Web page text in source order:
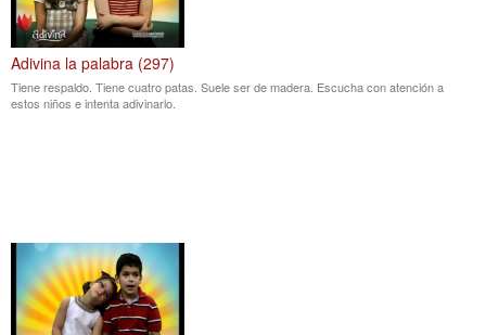
Adivina la palabra (297)
Tiene respaldo. Tiene cuatro patas. Suele ser de madera. Escucha con atención a
estos niños e intenta adivinarlo.